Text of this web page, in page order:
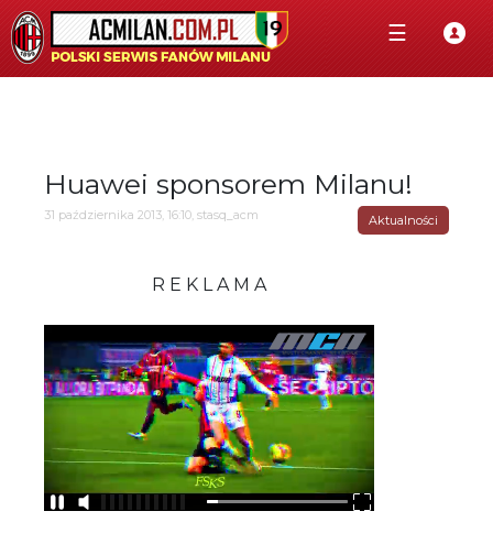
☰
Huawei sponsorem Milanu!
31 października 2013, 16:10, stasq_acm Aktualności
R E K L A M A